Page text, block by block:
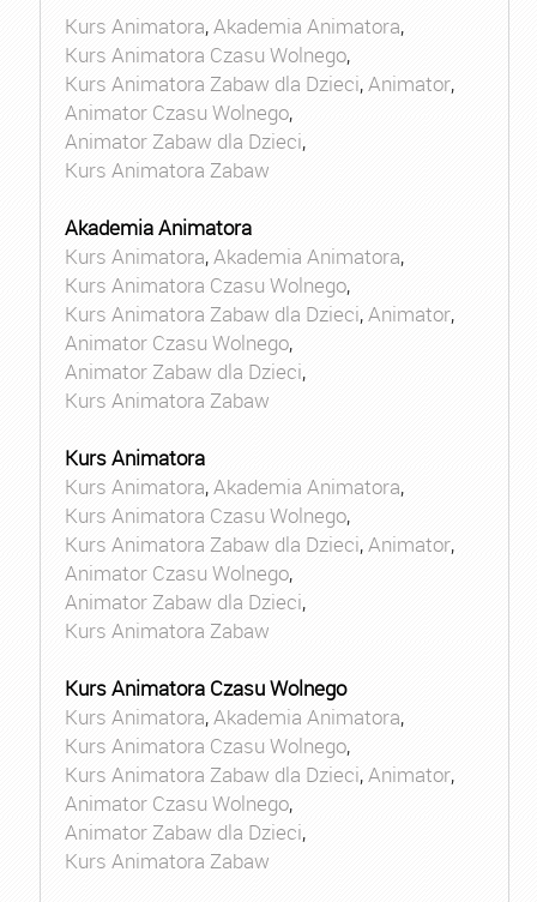
Kurs Animatora,Akademia Animatora,
Kurs Animatora Czasu Wolnego,
Kurs Animatora Zabaw dla Dzieci, Animator,
Animator Czasu Wolnego,
Animator Zabaw dla Dzieci,
Kurs Animatora Zabaw
Akademia Animatora
Kurs Animatora, Akademia Animatora,
Kurs Animatora Czasu Wolnego,
Kurs Animatora Zabaw dla Dzieci,Animator,
Animator Czasu Wolnego,
Animator Zabaw dla Dzieci,
Kurs Animatora Zabaw
Kurs Animatora
Kurs Animatora, Akademia Animatora,
Kurs Animatora Czasu Wolnego,
Kurs Animatora Zabaw dla Dzieci, Animator,
Animator Czasu Wolnego,
Animator Zabaw dla Dzieci,
Kurs Animatora Zabaw
Kurs Animatora Czasu Wolnego
Kurs Animatora, Akademia Animatora,
Kurs Animatora Czasu Wolnego,
Kurs Animatora Zabaw dla Dzieci, Animator,
Animator Czasu Wolnego,
Animator Zabaw dla Dzieci,
Kurs Animatora Zabaw